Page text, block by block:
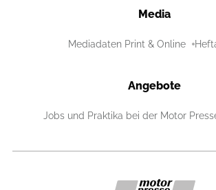
Media
Mediadaten Print & Online
Angebote
Jobs und Praktika bei der Motor